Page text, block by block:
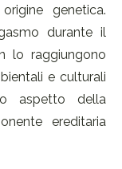
genetica.
durante il
lo raggiungono
e culturali
aspetto della
ereditaria